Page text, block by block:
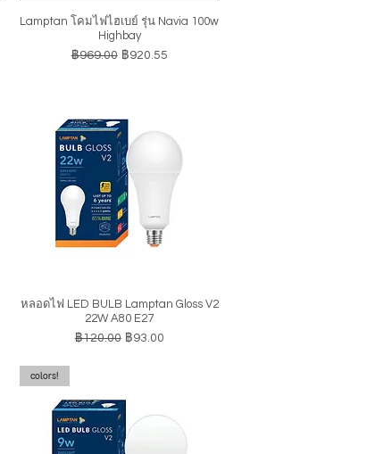
ดูข้อมูลด่วน
Lamptan โคมไฟไฮเบย์ รุ่น Navia 100w
Highbay
ราคาปกติ
฿969.00 ราคาขายลด
฿920.55
ดูข้อมูลด่วน
หลอดไฟ LED BULB Lamptan Gloss V2
22W A80 E27
ราคาปกติ
฿120.00 ราคาขายลด
฿93.00
colors!